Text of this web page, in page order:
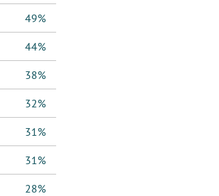
49%
44%
38%
32%
31%
31%
28%